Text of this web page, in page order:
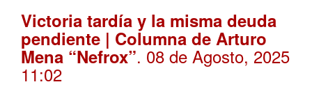
Victoria tardía y la misma deuda
pendiente | Columna de Arturo
Mena “Nefrox”. 08 de Agosto, 2025
11:02